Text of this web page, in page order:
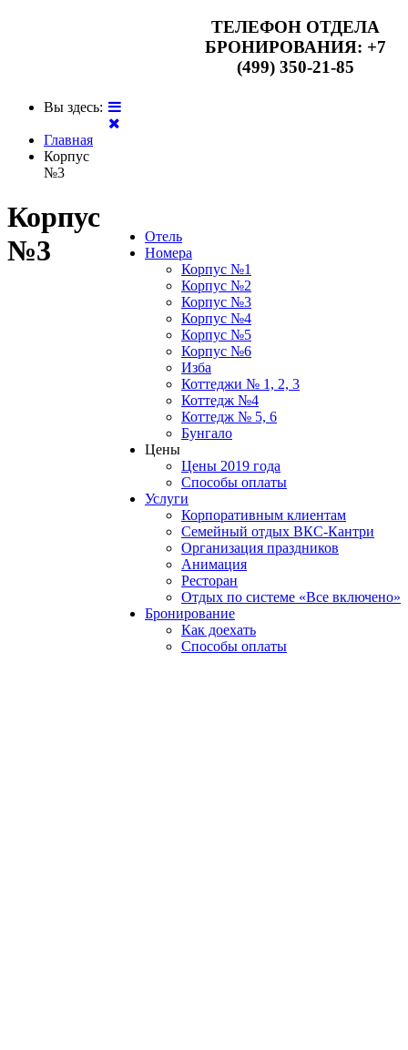
Отель
Номера
Корпус №1
Корпус №2
Корпус №3
Корпус №4
Корпус №5
Корпус №6
Изба
Коттеджи № 1, 2, 3
Коттедж №4
Коттедж № 5, 6
Бунгало
Цены
Цены 2019 года
Способы оплаты
Услуги
Корпоративным клиентам
Семейный отдых ВКС-Кантри
Организация праздников
Анимация
Ресторан
Отдых по системе «Все включено»
Бронирование
Как доехать
Способы оплаты
ТЕЛЕФОН ОТДЕЛА
БРОНИРОВАНИЯ: +7
(499) 350-21-85
Вы здесь:
Главная
Корпус
№3
Корпус
№3